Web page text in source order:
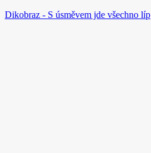
Dikobraz - S úsměvem jde všechno líp